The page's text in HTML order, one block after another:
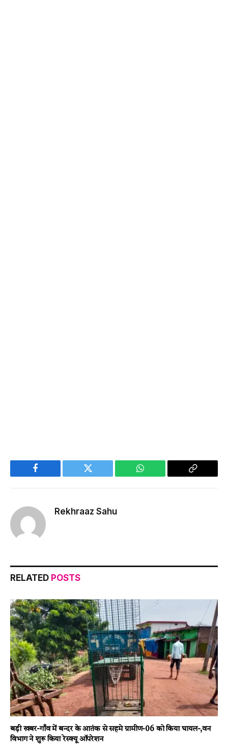
Facebook Twitter WhatsApp
Copy
Rekhraaz Sahu
RELATED POSTS
बड़ी खबर-गाँव में बन्दर के आतंक से सहमे ग्रामीण-06 को किया घायल-,वन
विभाग ने शुरू किया रेस्क्यू ऑपरेशन